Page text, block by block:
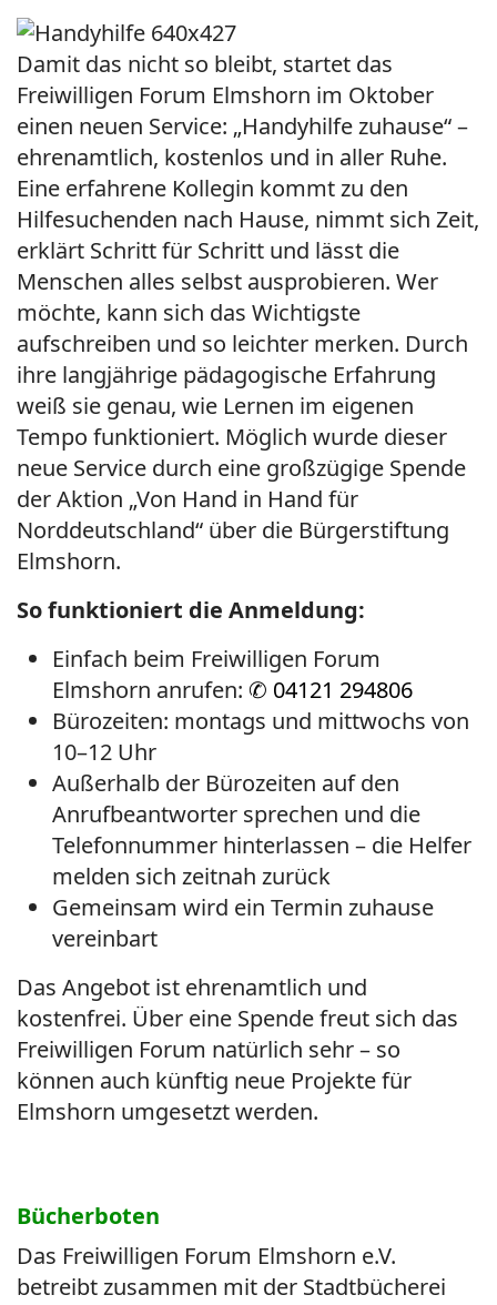
Damit das nicht so bleibt, startet das
Freiwilligen Forum Elmshorn im Oktober
einen neuen Service: „Handyhilfe zuhause“ –
ehrenamtlich, kostenlos und in aller Ruhe.
Eine erfahrene Kollegin kommt zu den
Hilfesuchenden nach Hause, nimmt sich Zeit,
erklärt Schritt für Schritt und lässt die
Menschen alles selbst ausprobieren. Wer
möchte, kann sich das Wichtigste
aufschreiben und so leichter merken. Durch
ihre langjährige pädagogische Erfahrung
weiß sie genau, wie Lernen im eigenen
Tempo funktioniert. Möglich wurde dieser
neue Service durch eine großzügige Spende
der Aktion „Von Hand in Hand für
Norddeutschland“ über die Bürgerstiftung
Elmshorn.
So funktioniert die Anmeldung:
Einfach beim Freiwilligen Forum
Elmshorn anrufen: ✆ 04121 294806
Bürozeiten: montags und mittwochs von
10–12 Uhr
Außerhalb der Bürozeiten auf den
Anrufbeantworter sprechen und die
Telefonnummer hinterlassen – die Helfer
melden sich zeitnah zurück
Gemeinsam wird ein Termin zuhause
vereinbart
Das Angebot ist ehrenamtlich und
kostenfrei. Über eine Spende freut sich das
Freiwilligen Forum natürlich sehr – so
können auch künftig neue Projekte für
Elmshorn umgesetzt werden.
Bücherboten
Das Freiwilligen Forum Elmshorn e.V.
betreibt zusammen mit der Stadtbücherei